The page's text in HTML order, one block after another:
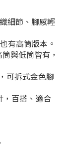
細節、腳感輕
有高筒版本。
與低筒皆有，
可拆式金色腳
，百搭、適合